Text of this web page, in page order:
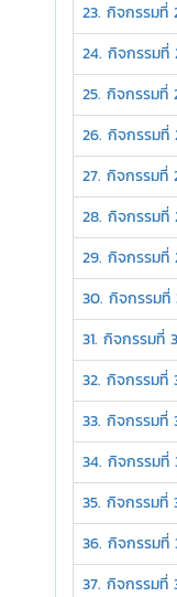
23. กิจกรรมที่
24. กิจกรรมที่
25. กิจกรรมที่
26. กิจกรรมที่
27. กิจกรรมที่
28. กิจกรรมที่
29. กิจกรรมที่
30. กิจกรรมที่
31. กิจกรรมที่
32. กิจกรรมที่
33. กิจกรรมที่
34. กิจกรรมที่
35. กิจกรรมที่
36. กิจกรรมที่
37. กิจกรรมที่